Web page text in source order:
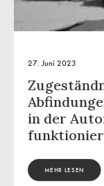
27. Juni 2023
in der
MEHR LESEN